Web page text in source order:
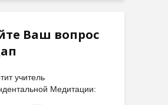
Ваш вопрос
учитель
Медитации: